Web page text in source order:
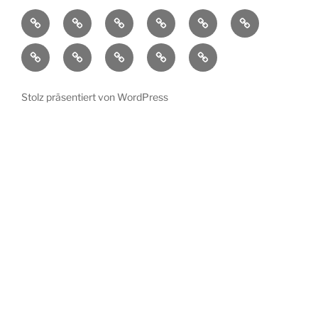
AktuellesOrtsplan
Übersicht
KunstorteKünstlerBühnenprogramm
Impressionen
Verein Pressespiegel
Kontakt Datenschutzerklärung
Impressum
Stolz präsentiert von WordPress